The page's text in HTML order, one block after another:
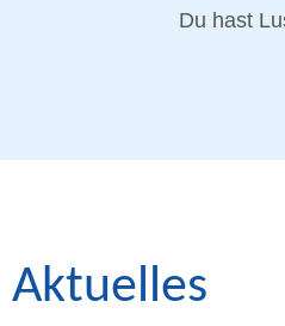
Du hast
Aktuelles